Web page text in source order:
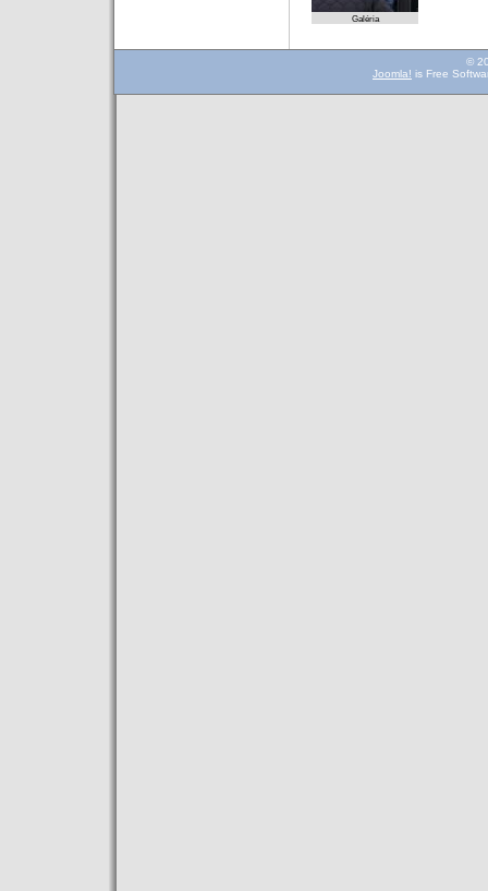
Galéria
©
Joomla! is Free